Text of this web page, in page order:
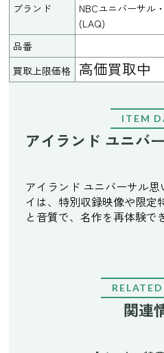
ブランド
NBCユニバーサル
(LAQ)
品番
買取上限価格
高価買取中
ITEM
アイランド ユニバ
アイランド ユニバーサル
イは、特別収録映像や限定
と音質で、名作を再体験で
関連